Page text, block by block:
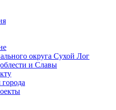
округа Сухой Лог
и Славы